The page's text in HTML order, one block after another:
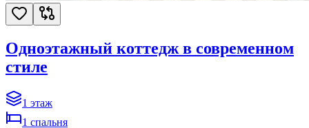
Одноэтажный коттедж в современном
стиле
1 этаж
1 спальня